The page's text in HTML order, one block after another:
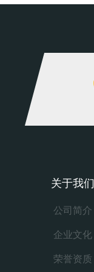
关于我们
公司简介
企业文化
荣誉资质